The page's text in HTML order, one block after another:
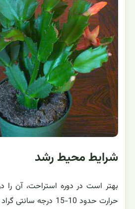
شرایط محیط رشد
بهتر است در دوره استراحت، آن را
حرارت حدود 10-15 درجه